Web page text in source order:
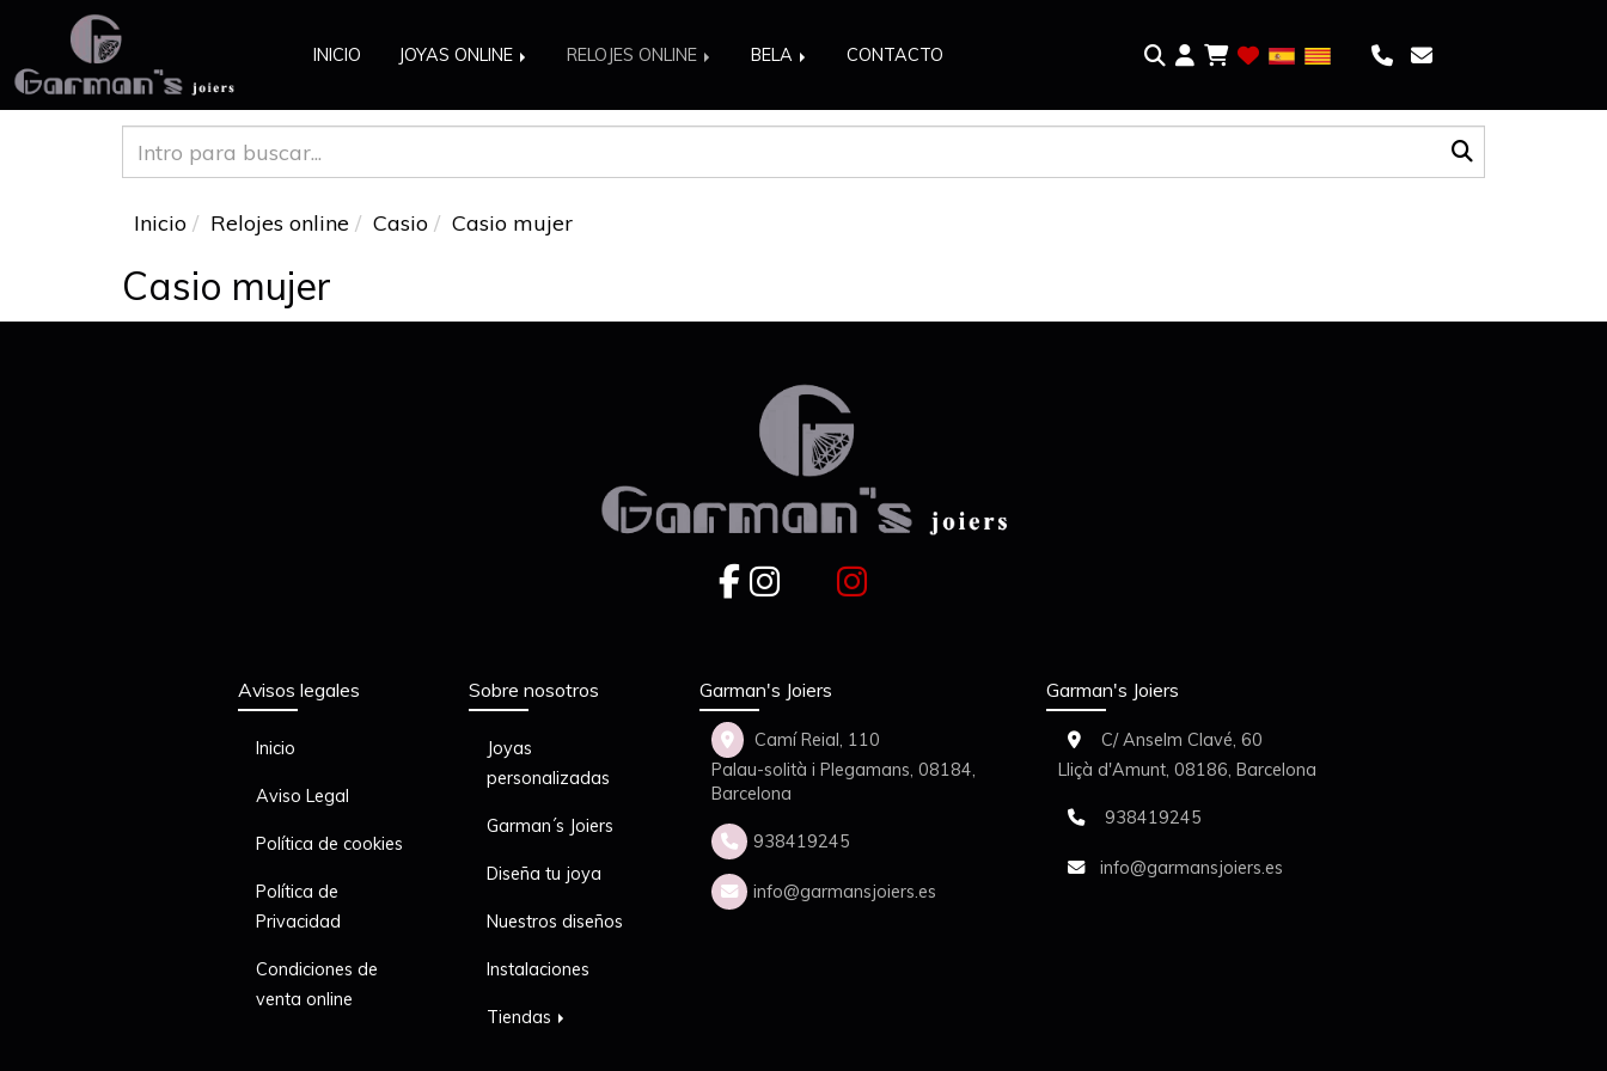
INICIO JOYAS ONLINE RELOJES ONLINE BELA CONTACTO
Inicio Relojes online Casio Casio mujer
Casio mujer
Avisos legales
Inicio
Aviso Legal
Política de cookies
Política de
Privacidad
Condiciones de
venta online
Sobre nosotros
Joyas
personalizadas
Garman´s Joiers
Diseña tu joya
Nuestros diseños
Instalaciones
Tiendas
Garman's Joiers
Camí Reial, 110
Palau-solità i Plegamans,08184,
Barcelona
938419245
info garmansjoiers.es
Garman's Joiers
C/ Anselm Clavé, 60
Lliçà d'Amunt,08186,Barcelona
938419245
info garmansjoiers.es